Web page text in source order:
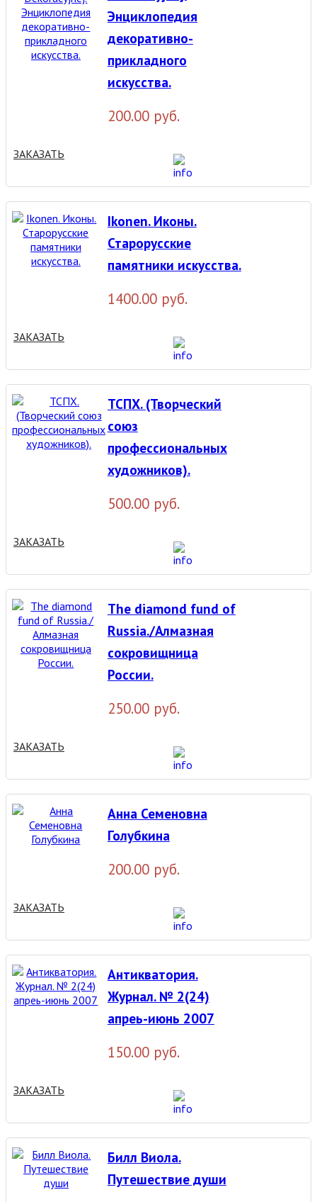
Энциклопедия
декоративно-
прикладного
искусства.
200.00 руб.
ЗАКАЗАТЬ
Ikonen. Иконы.
Старорусские
памятники искусства.
1400.00 руб.
ЗАКАЗАТЬ
TCПХ. (Творческий
союз
профессиональных
художников).
500.00 руб.
ЗАКАЗАТЬ
The diamond fund of
Russia./Алмазная
сокровищница
России.
250.00 руб.
ЗАКАЗАТЬ
Анна Семеновна
Голубкина
200.00 руб.
ЗАКАЗАТЬ
Антикватория.
Журнал. № 2(24)
апреь-июнь 2007
150.00 руб.
ЗАКАЗАТЬ
Билл Виола.
Путешествие души